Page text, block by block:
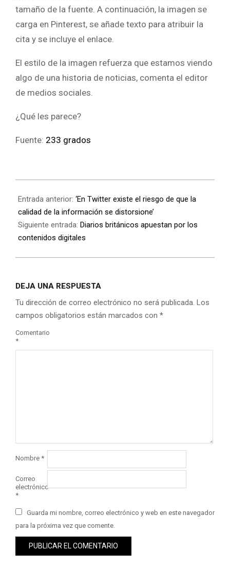
tamaño de la fuente. A continuación, la imagen se
carga en Pinterest, se añade texto para atribuir la
cita y se incluye el enlace.
El estilo de la imagen refuerza que estamos viendo
algo de una historia de noticias, comenta el editor
de medios sociales.
¿Qué les parece?
Fuente: 233 grados
Entrada anterior: ‘En Twitter existe el riesgo de que la
calidad de la información se distorsione’
Siguiente entrada: Diarios británicos apuestan por los
contenidos digitales
DEJA UNA RESPUESTA
Tu dirección de correo electrónico no será publicada. Los
campos obligatorios están marcados con *
Comentario
*
Nombre *
Correo
electrónico
*
Guarda mi nombre, correo electrónico y web en este navegador
para la próxima vez que comente.